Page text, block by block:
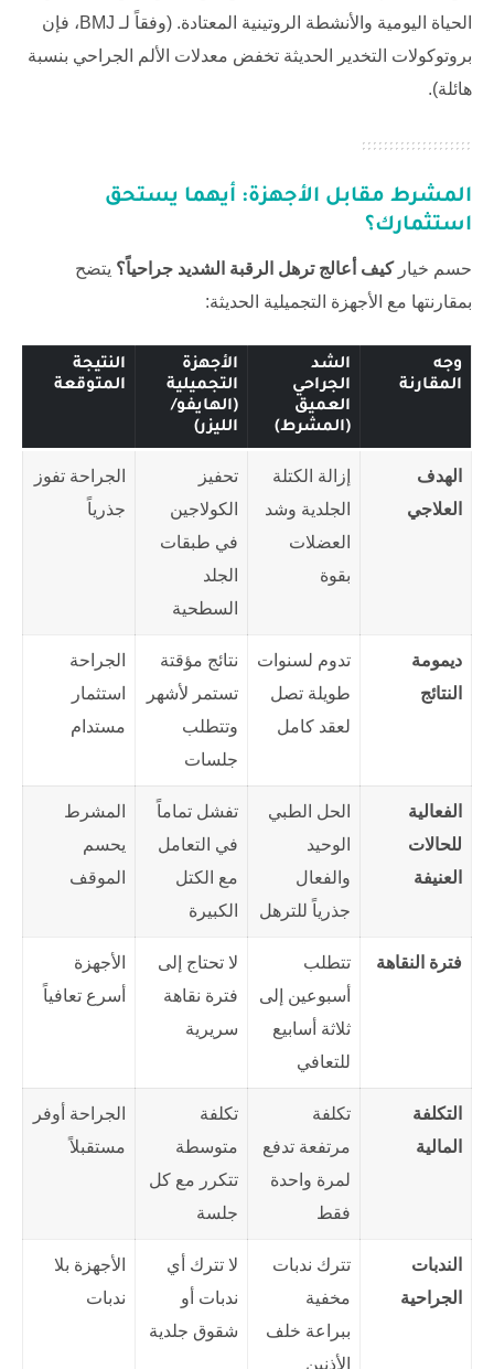
الحياة اليومية والأنشطة الروتينية المعتادة. (وفقاً لـ BMJ، فإن
بروتوكولات التخدير الحديثة تخفض معدلات الألم الجراحي بنسبة
هائلة).
المشرط مقابل الأجهزة: أيهما يستحق
استثمارك؟
حسم خياركيف أعالج ترهل الرقبة الشديد جراحياً؟ يتضح
بمقارنتها مع الأجهزة التجميلية الحديثة:
وجه
المقارنة
الشد
الجراحي
العميق
(المشرط)
الأجهزة
التجميلية
(الهايفو/
الليزر)
النتيجة
المتوقعة
الهدف
العلاجي
إزالة الكتلة
الجلدية وشد
العضلات
بقوة
تحفيز
الكولاجين
في طبقات
الجلد
السطحية
الجراحة تفوز
جذرياً
ديمومة
النتائج
تدوم لسنوات
طويلة تصل
لعقد كامل
نتائج مؤقتة
تستمر لأشهر
وتتطلب
جلسات
الجراحة
استثمار
مستدام
الفعالية
للحالات
العنيفة
الحل الطبي
الوحيد
والفعال
جذرياً للترهل
تفشل تماماً
في التعامل
مع الكتل
الكبيرة
المشرط
يحسم
الموقف
فترة النقاهة
تتطلب
أسبوعين إلى
ثلاثة أسابيع
للتعافي
لا تحتاج إلى
فترة نقاهة
سريرية
الأجهزة
أسرع تعافياً
التكلفة
المالية
تكلفة
مرتفعة تدفع
لمرة واحدة
فقط
تكلفة
متوسطة
تتكرر مع كل
جلسة
الجراحة أوفر
مستقبلاً
الندبات
الجراحية
تترك ندبات
مخفية
ببراعة خلف
الأذنين
لا تترك أي
ندبات أو
شقوق جلدية
الأجهزة بلا
ندبات